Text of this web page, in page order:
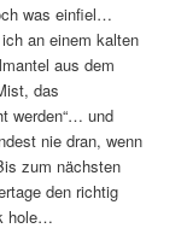
was einfiel…
an einem kalten
aus dem
das
werden“… und
nie dran, wenn
zum nächsten
den richtig
hole…